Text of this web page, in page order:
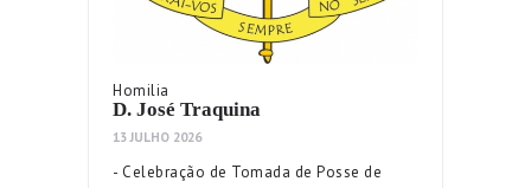
Homilia
D. José Traquina
13 JULHO 2026
- Celebração de Tomada de Posse de